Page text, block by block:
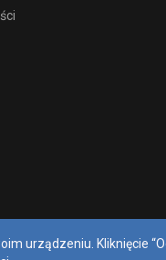
urządzeniu. Kliknięcie